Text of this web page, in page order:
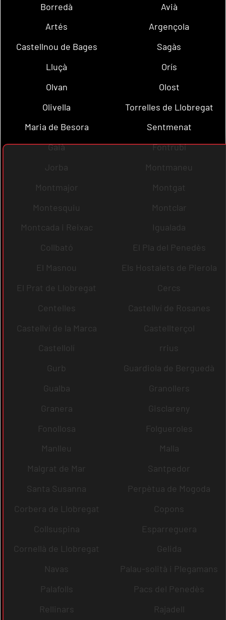
Borredà
Avià
Artés
Argençola
Castellnou de Bages
Sagàs
Lluçà
Orís
Olvan
Olost
Olivella
Torrelles de Llobregat
Maria de Besora
Sentmenat
Gaià
Fontrubí
Jorba
Montmaneu
Montmajor
Montgat
Montesquiu
Montclar
Montcada i Reixac
Igualada
Collbató
El Pla del Penedès
El Masnou
Els Hostalets de Pierola
El Prat de Llobregat
Cercs
Centelles
Castellví de Rosanes
Castellví de la Marca
Castellterçol
Castellolí
rrius
Gurb
Guardiola de Berguedà
Gualba
Granollers
Granera
Gisclareny
Fonollosa
Folgueroles
Manlleu
Malla
Malgrat de Mar
Santpedor
Santa Susanna
Perpètua de Mogoda
Corbera de Llobregat
Copons
Collsuspina
Esparreguera
Cornellà de Llobregat
Gelida
Navas
Palau-solità i Plegamans
Palafolls
Pacs del Penedès
Rellinars
Rajadell